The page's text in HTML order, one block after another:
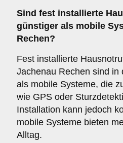
Sind fest installierte
günstiger als mobile
Rechen?
Fest installierte
Jachenau Rechen sind in
als mobile Systeme, die
wie GPS oder
Installation kann jedoch
mobile Systeme bieten
Alltag.